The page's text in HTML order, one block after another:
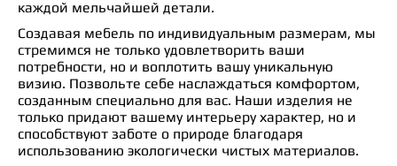
каждой мельчайшей детали.
Создавая мебель по индивидуальным размерам, мы
стремимся не только удовлетворить ваши
потребности, но и воплотить вашу уникальную
визию. Позвольте себе наслаждаться комфортом,
созданным специально для вас. Наши изделия не
только придают вашему интерьеру характер, но и
способствуют заботе о природе благодаря
использованию экологически чистых материалов.